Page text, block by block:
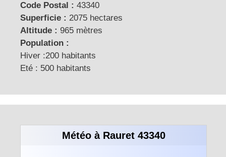
Code Postal : 43340
Superficie : 2075 hectares
Altitude : 965 mètres
Population :
Hiver :200 habitants
Eté : 500 habitants
Météo à Rauret 43340